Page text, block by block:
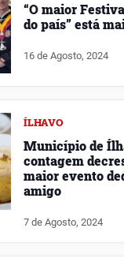
“O maior
do país” está
16 de Agosto, 2024
ÍLHAVO
Município de
contagem
maior evento
amigo
7 de Agosto, 2024